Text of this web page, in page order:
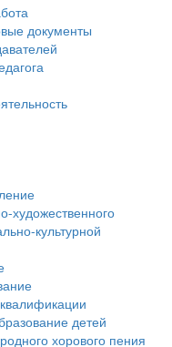
документы
художественного
культурной
детей
хорового пения